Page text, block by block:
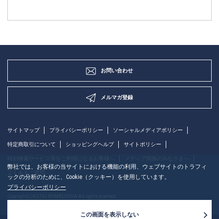
お問い合わせ
メルマガ登録
サイトマップ プライバシーポリシー ソーシャルメディアポリシー
特定商取引について ショッピングヘルプ サイトポリシー
よくあるご質問
弊社では、お客様の当サイトにおける機能の利用、ウェブサイトのトラフィ
ックの分析のために、Cookie（クッキー）を使用しています。
プライバシーポリシー
この画面を表示しない